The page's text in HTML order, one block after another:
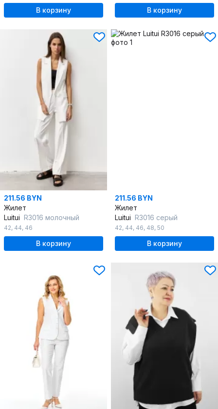
В корзину В корзину
211.56 BYN
Жилет
Luitui R3016 молочный
42, 44, 46
В корзину
211.56 BYN
Жилет
Luitui R3016 серый
42, 44, 46, 48, 50
В корзину